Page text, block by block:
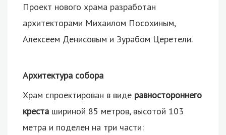
Проект нового храма разработан
архитекторами Михаилом Посохиным,
Алексеем Денисовым и Зурабом Церетели.
Архитектура собора
Храм спроектирован в виде равностороннего
креста шириной 85 метров, высотой 103
метра и поделен на три части: